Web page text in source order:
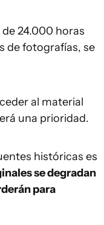
24.000 horas
de fotografías, se
al material
una prioridad.
históricas es
se degradan
para